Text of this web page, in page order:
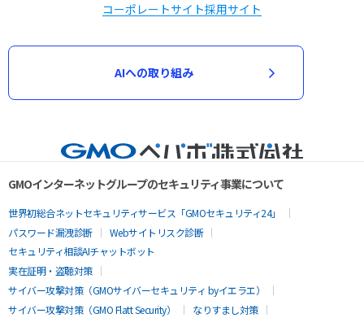
コーポレートサイト採用サイト
AIへの取り組み
GMOインターネットグループのセキュリティ事業について
世界初総合ネットセキュリティサービス「GMOセキュリティ24」
パスワード漏洩診断
Webサイトリスク診断
セキュリティ相談AIチャットボット
実在証明・盗聴対策
サイバー攻撃対策（GMOサイバーセキュリティ byイエラエ）
サイバー攻撃対策（GMO Flatt Security）
なりすまし対策